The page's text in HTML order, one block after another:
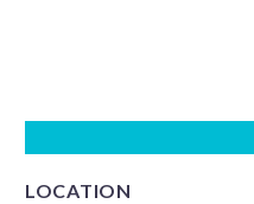
LOCATION